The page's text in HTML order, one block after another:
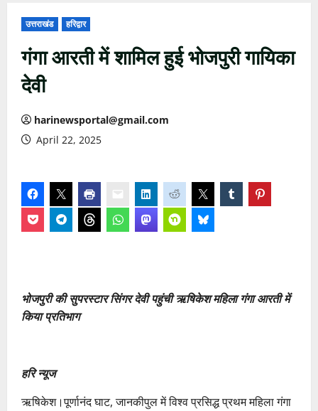
उत्तराखंड हरिद्वार
गंगा आरती में शामिल हुई भोजपुरी गायिका
देवी
harinewsportal@gmail.com
April 22, 2025
भोजपुरी की सुपरस्टार सिंगर देवी पहुंची ऋषिकेश महिला गंगा आरती में
किया प्रतिभाग
हरि न्यूज
ऋषिकेश।पूर्णानंद घाट, जानकीपुल में विश्व प्रसिद्ध प्रथम महिला गंगा